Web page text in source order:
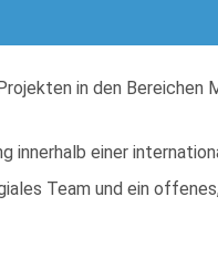
in den Bereichen
innerhalb einer
Team und ein